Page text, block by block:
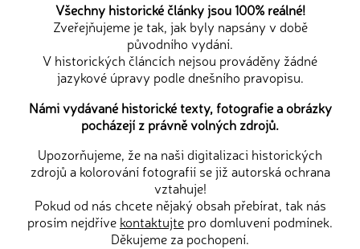
Všechny historické články jsou 100% reálné!
Zveřejňujeme je tak, jak byly napsány v době
původního vydání.
V historických článcích nejsou prováděny žádné
jazykové úpravy podle dnešního pravopisu.
Námi vydávané historické texty, fotografie a obrázky
pocházejí z právně volných zdrojů.
Upozorňujeme, že na naši digitalizaci historických
zdrojů a kolorování fotografií se již autorská ochrana
vztahuje!
Pokud od nás chcete nějaký obsah přebírat, tak nás
prosím nejdříve kontaktujte pro domluvení podmínek.
Děkujeme za pochopení.